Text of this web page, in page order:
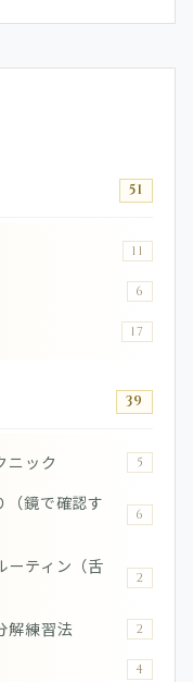
51
11
6
17
39
ニック 5
（鏡で確認す
6
ーティン（舌
2
解練習法 2
4